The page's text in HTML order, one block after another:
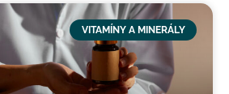
VITAMÍNY A MINERÁLY